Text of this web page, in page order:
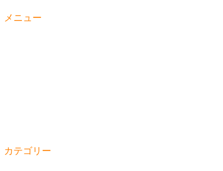
メニュー
カテゴリー